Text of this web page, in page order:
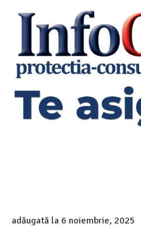
adăugată la 6 noiembrie, 2025